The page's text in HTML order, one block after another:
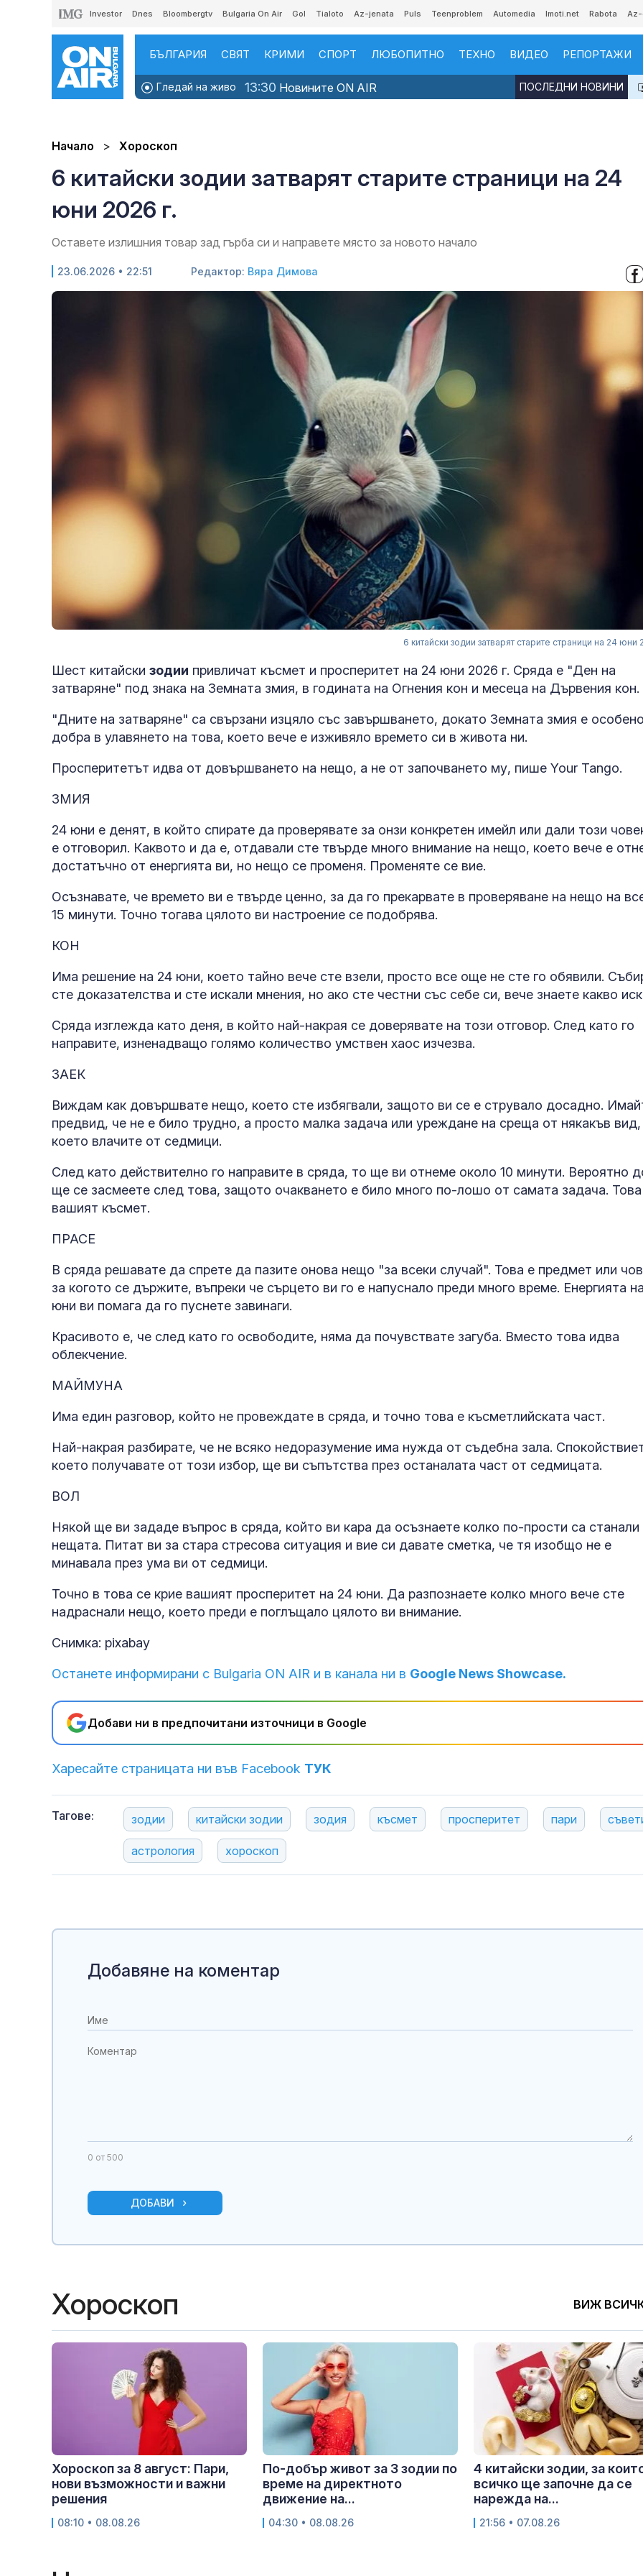
Investor Dnes Bloombergtv Bulgaria On Air Gol Tialoto Az-jenata Puls Teenproblem Automedia Imoti.net Rabota
БЪЛГАРИЯ СВЯТ КРИМИ СПОРТ ЛЮБОПИТНО ТЕХНО ВИДЕО РЕПОРТАЖИ
Гледай на живо 13:30 Новините ON AIR ПОСЛЕДНИ НОВИНИ
Начало Хороскоп
6 китайски зодии затварят старите страници на 24
юни 2026 г.
Оставете излишния товар зад гърба си и направете място за новото начало
23.06.2026 • 22:51 Редактор: Вяра Димова
6 китайски зодии затварят старите страници на 24 юни
Шест китайски зодии привличат късмет и просперитет на 24 юни 2026 г. Сряда е "Ден на
затваряне" под знака на Земната змия, в годината на Огнения кон и месеца на Дървения кон.
"Дните на затваряне" са свързани изцяло със завършването, докато Земната змия е
добра в улавянето на това, което вече е изживяло времето си в живота ни.
Просперитетът идва от довършването на нещо, а не от започването му, пише Your Tango.
ЗМИЯ
24 юни е денят, в който спирате да проверявате за онзи конкретен имейл или дали този
е отговорил. Каквото и да е, отдавали сте твърде много внимание на нещо, което вече е
достатъчно от енергията ви, но нещо се променя. Променяте се вие.
Осъзнавате, че времето ви е твърде ценно, за да го прекарвате в проверяване на нещо на
15 минути. Точно тогава цялото ви настроение се подобрява.
КОН
Има решение на 24 юни, което тайно вече сте взели, просто все още не сте го обявили.
сте доказателства и сте искали мнения, но ако сте честни със себе си, вече знаете какво
Сряда изглежда като деня, в който най-накрая се доверявате на този отговор. След като го
направите, изненадващо голямо количество умствен хаос изчезва.
ЗАЕК
Виждам как довършвате нещо, което сте избягвали, защото ви се е струвало досадно.
предвид, че не е било трудно, а просто малка задача или уреждане на среща от някакъв вид,
което влачите от седмици.
След като действително го направите в сряда, то ще ви отнеме около 10 минути. Вероятно
ще се засмеете след това, защото очакването е било много по-лошо от самата задача.
вашият късмет.
ПРАСЕ
В сряда решавате да спрете да пазите онова нещо "за всеки случай". Това е предмет или
за когото се държите, въпреки че сърцето ви го е напуснало преди много време. Енергията
юни ви помага да го пуснете завинаги.
Красивото е, че след като го освободите, няма да почувствате загуба. Вместо това идва
облекчение.
МАЙМУНА
Има един разговор, който не провеждате в сряда, и точно това е късметлийската част.
Най-накрая разбирате, че не всяко недоразумение има нужда от съдебна зала.
което получавате от този избор, ще ви съпътства през останалата част от седмицата.
ВОЛ
Някой ще ви зададе въпрос в сряда, който ви кара да осъзнаете колко по-прости са станали
нещата. Питат ви за стара стресова ситуация и вие си давате сметка, че тя изобщо не е
минавала през ума ви от седмици.
Точно в това се крие вашият просперитет на 24 юни. Да разпознаете колко много вече сте
надраснали нещо, което преди е поглъщало цялото ви внимание.
Снимка: pixabay
Останете информирани с Bulgaria ON AIR и в канала ни в Google News Showcase.
Добави ни в предпочитани източници в Google
Харесайте страницата ни във Facebook ТУК
Тагове: зодии китайски зодии зодия късмет просперитет пари
астрология хороскоп
Министърът
служителка
Добавяне на коментар
0 от 500
ДОБАВИ
Хороскоп ВИЖ
Хороскоп за 8 август: Пари,
нови възможности и важни
решения
08:10 • 08.08.26
По-добър живот за 3 зодии по
време на директното
движение на...
04:30 • 08.08.26
4 китайски зодии, за
всичко ще започне да се
нарежда на...
21:56 • 07.08.26